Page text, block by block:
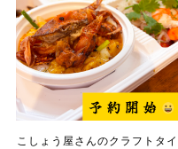
こしょう屋さんのクラフトタイ